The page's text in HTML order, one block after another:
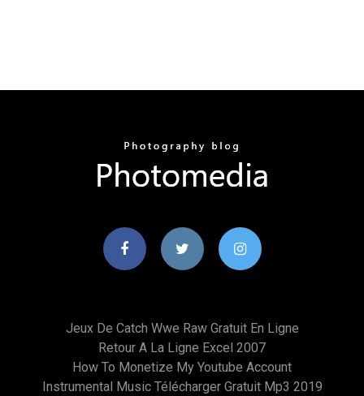
Jeux De Catch Wwe Raw Gratuit En Ligne
Retour A La Ligne Excel 2007
How To Monetize My Youtube Account
Instrumental Music Télécharger Gratuit Mp3 2019